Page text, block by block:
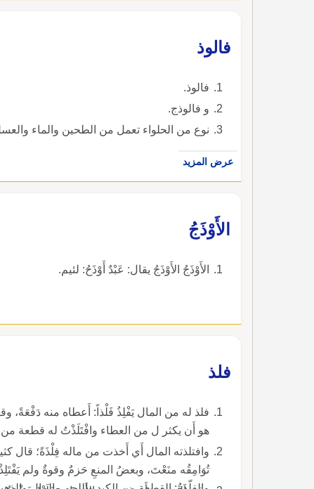
فالوذ
فالوذ.
و فالوذج.
نوع من الحلواء تعمل من الطحين والماء
عرض المزيد
الأَوْذَجُ
الأَوْذَجُ الأَوْذَجُ يقال: عَبْدٌ أَوْذَحُ: لئيم.
فلذ
فلذ له من المال يَفْلِذُ فَلْذاً:
هو أَن يكثر ل من العطاء وافْتَلَذْتُ له قطعة من
وافتلذته المال أَي أَخذت من ماله فِلْذَةً؛ قال